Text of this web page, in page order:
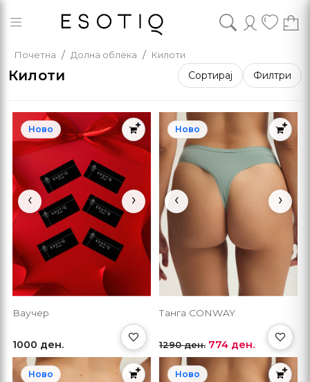
Почетна Долна облека Килоти
Килоти Сортирај Филтри
‹ ›
Ново
Ваучер
1000 ден.
‹ ›
Ново
Танга CONWAY
1290 ден. 774 ден.
Ново Ново